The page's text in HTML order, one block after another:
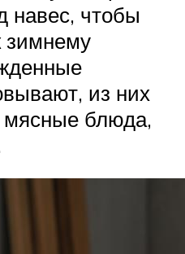
навес, чтобы
зимнему
из них
мясные блюда,